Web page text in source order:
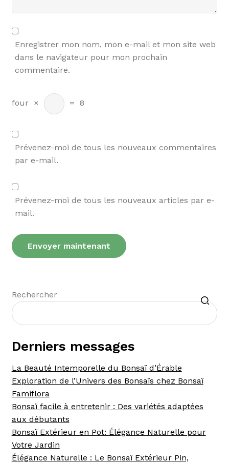
Enregistrer mon nom, mon e-mail et mon site web
dans le navigateur pour mon prochain
commentaire.
four × = 8
Prévenez-moi de tous les nouveaux commentaires
par e-mail.
Prévenez-moi de tous les nouveaux articles par e-
mail.
Rechercher
Recherche
Derniers messages
La Beauté Intemporelle du Bonsaï d’Érable
Exploration de l’Univers des Bonsaïs chez Bonsaï
Famiflora
Bonsaï facile à entretenir : Des variétés adaptées
aux débutants
Bonsaï Extérieur en Pot: Élégance Naturelle pour
Votre Jardin
Élégance Naturelle : Le Bonsaï Extérieur Pin,